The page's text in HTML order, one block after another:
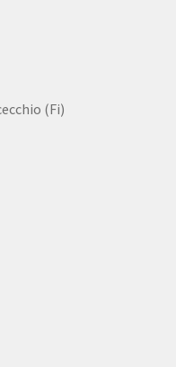
(Fi)
and satisfaction
Hintergrund und